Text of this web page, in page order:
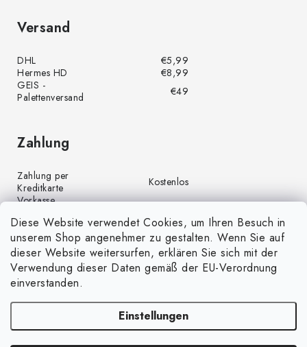
Diese Website verwendet Cookies, um Ihren Besuch in
unserem Shop angenehmer zu gestalten. Wenn Sie auf
dieser Website weitersurfen, erklären Sie sich mit der
Verwendung dieser Daten gemäß der EU-Verordnung
einverstanden.
Einstellungen
Versand
DHL
€5,99
Hermes HD
€8,99
GEIS -
Palettenversand
€49
Zahlung
Zahlung per
Kreditkarte
Kostenlos
Vorkasse
Zahlung per PayPal
Kostenlos
Nachnahme
€4,00